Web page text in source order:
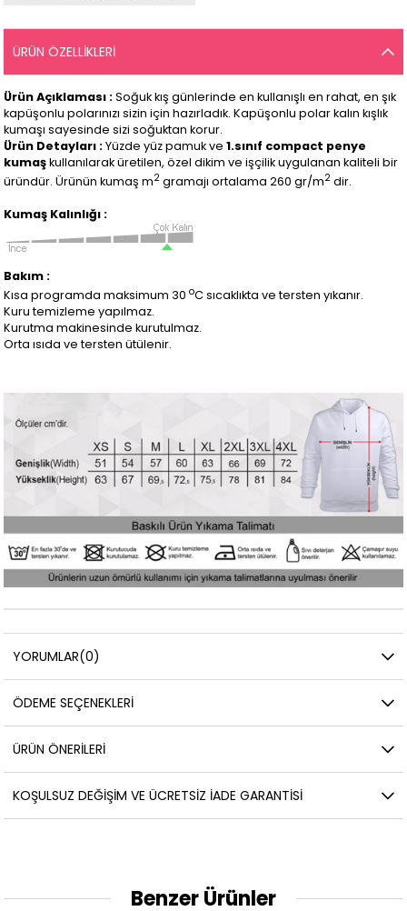
ÜRÜN ÖZELLIKLERI
Ürün Açıklaması :Soğuk kış günlerinde en kullanışlı en rahat, en şık
kapüşonlu polarınızı sizin için hazırladık. Kapüşonlu polar kalın kışlık
kumaşı sayesinde sizi soğuktan korur.
Ürün Detayları :Yüzde yüz pamuk ve1.sınıf compact penye
kumaşkullanılarak üretilen, özel dikim ve işçilik uygulanan kaliteli bir
üründür. Ürünün kumaş m2 gramajı ortalama 260 gr/m2 dir.
Kumaş Kalınlığı :
Bakım :
Kısa programda maksimum 30oC sıcaklıkta ve tersten yıkanır.
Kuru temizleme yapılmaz.
Kurutma makinesinde kurutulmaz.
Orta ısıda ve tersten ütülenir.
YORUMLAR(0)
ÖDEME SEÇENEKLERI
ÜRÜN ÖNERILERI
KOŞULSUZ DEĞIŞIM VE ÜCRETSIZ İADE GARANTISI
Benzer Ürünler